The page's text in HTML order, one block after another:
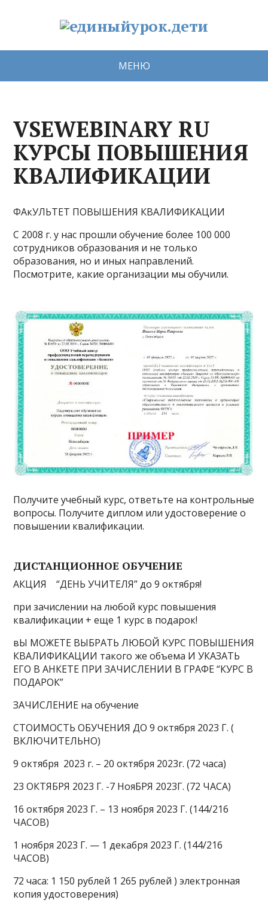
МЕНЮ
VSEWEBINARY RU
КУРСЫ ПОВЫШЕНИЯ
КВАЛИФИКАЦИИ
ФАкУЛЬТЕТ ПОВЫШЕНИЯ КВАЛИФИКАЦИИ
С 2008 г. у нас прошли обучение более 100 000
сотрудников образования и не только
образования, но и иных направлений.
Посмотрите, какие организации мы обучили.
Получите учебный курс, ответьте на контрольные
вопросы. Получите диплом или удостоверение о
повышении квалификации.
ДИСТАНЦИОННОЕ ОБУЧЕНИЕ
АКЦИЯ “ДЕНЬ УЧИТЕЛЯ” до 9 октября!
при зачислении на любой курс повышения
квалификации + еще 1 курс в подарок!
вЫ МОЖЕТЕ ВЫБРАТЬ ЛЮБОЙ КУРС ПОВЫШЕНИЯ
КВАЛИФИКАЦИИ такого же объема И УКАЗАТЬ
ЕГО В АНКЕТЕ ПРИ ЗАЧИСЛЕНИИ В ГРАФЕ “КУРС В
ПОДАРОК”
ЗАЧИСЛЕНИЕ на обучение
СТОИМОСТЬ ОБУЧЕНИЯ ДО 9 октября 2023 Г. (
ВКЛЮЧИТЕЛЬНО)
9 октября 2023 г. – 20 октября 2023г. (72 часа)
23 ОКТЯБРЯ 2023 Г. -7 НояБРЯ 2023Г. (72 ЧАСА)
16 октября 2023 Г. – 13 ноября 2023 Г. (144/216
ЧАСОВ)
1 ноября 2023 Г. — 1 декабря 2023 Г. (144/216
ЧАСОВ)
72 часа: 1 150 рублей 1 265 рублей ) электронная
копия удостоверения)